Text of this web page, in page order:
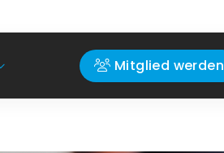
Mitglied werden